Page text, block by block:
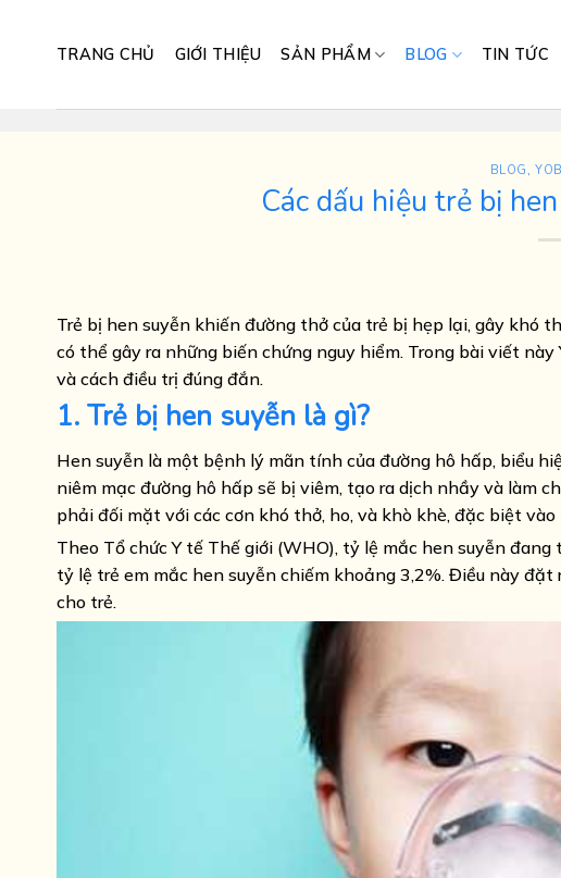
content
TRANG CHỦ GIỚI THIỆU SẢN PHẨM BLOG TIN TỨC
BLOG ,
Các dấu hiệu trẻ bị
Trẻ bị hen suyễn khiến đường thở của trẻ bị hẹp lại, gây khó
có thể gây ra những biến chứng nguy hiểm. Trong bài viết
và cách điều trị đúng đắn.
1. Trẻ bị hen suyễn là gì?
Hen suyễn là một bệnh lý mãn tính của đường hô hấp, biểu
niêm mạc đường hô hấp sẽ bị viêm, tạo ra dịch nhầy và làm
phải đối mặt với các cơn khó thở, ho, và khò khè, đặc biệt
Theo Tổ chức Y tế Thế giới (WHO), tỷ lệ mắc hen suyễn
tỷ lệ trẻ em mắc hen suyễn chiếm khoảng 3,2%. Điều này
cho trẻ.